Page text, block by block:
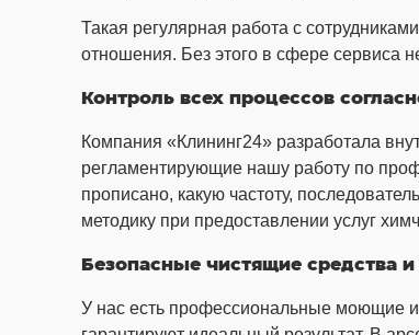
Такая регулярная работа с
отношения. Без этого в сфере сервиса
Контроль всех процессов
Компания «Клининг24» разработала
регламентирующие нашу работу по
прописано, какую частоту,
методику при предоставлении услуг
Безопасные чистящие средства
У нас есть профессиональные моющие